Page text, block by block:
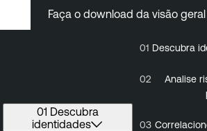
Faça o download da visão
01 Descubra
identidades
01 Descubra
02
Analise
03